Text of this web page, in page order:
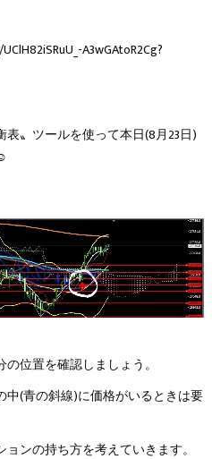
A3wGAtoR2Cg?
〟ツールを使って本日(8月23日)
位置を確認しましょう。
(青の斜線)に価格がいるときは要
ンの持ち方を考えていきます。